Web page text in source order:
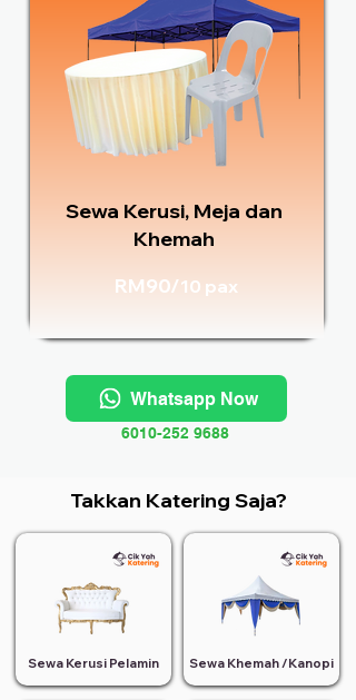
Sewa Kerusi, Meja dan
Khemah
RM90/10 pax
Whatsapp Now
6010-252 9688
Takkan Katering Saja?
Sewa Kerusi Pelamin Sewa Khemah /Kanopi